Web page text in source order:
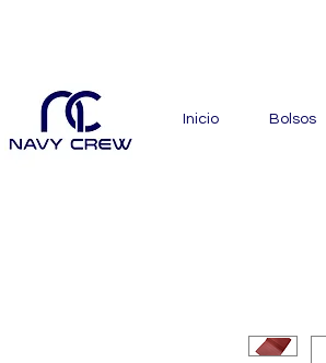
Inicio Bolsos